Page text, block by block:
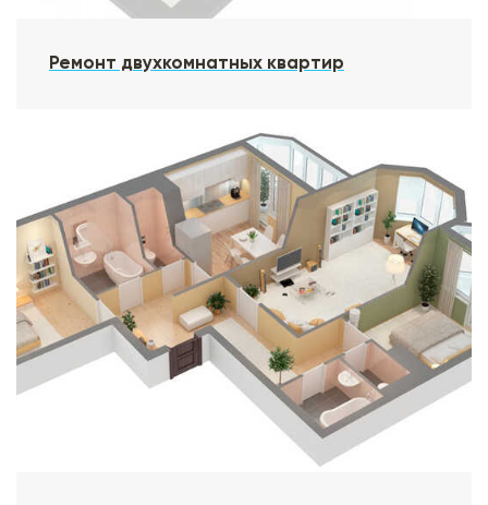
Ремонт двухкомнатных квартир